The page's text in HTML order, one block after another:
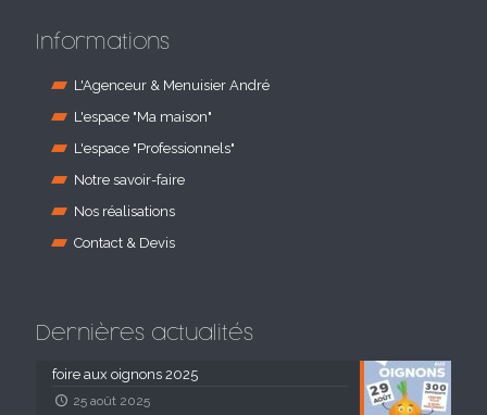
Informations
L'Agenceur & Menuisier André
L'espace "Ma maison"
L'espace "Professionnels"
Notre savoir-faire
Nos réalisations
Contact & Devis
Dernières actualités
foire aux oignons 2025
25 août 2025